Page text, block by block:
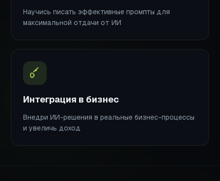
Научись писать эффективные промпты для
максимальной отдачи от ИИ
Интеграция в бизнес
Внедри ИИ-решения в реальные бизнес-процессы
и увеличь доход